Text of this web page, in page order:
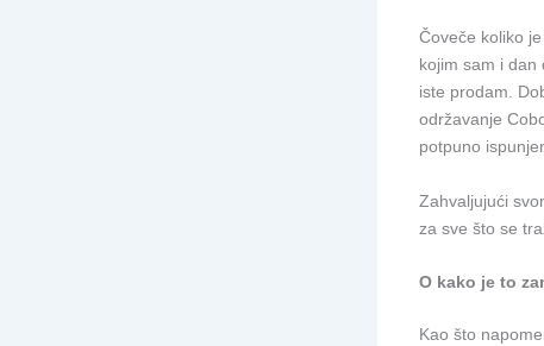
Čoveče koliko
kojim sam i dan
iste prodam.
održavanje
potpuno
Zahvaljujući
za sve što se
O kako je to
Kao što